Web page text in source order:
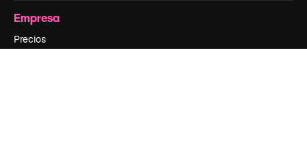
Empresa
Precios